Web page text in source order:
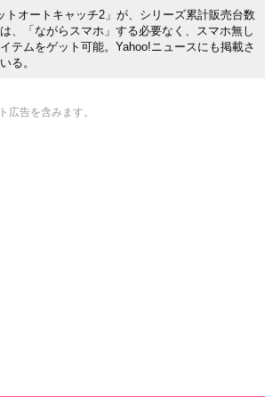
トオートキャッチ2」が、シリーズ累計販売台数
、「ながらスマホ」する必要なく、スマホ無し
テムをゲット可能。Yahoo!ニュースにも掲載さ
る。
広告を含みます。